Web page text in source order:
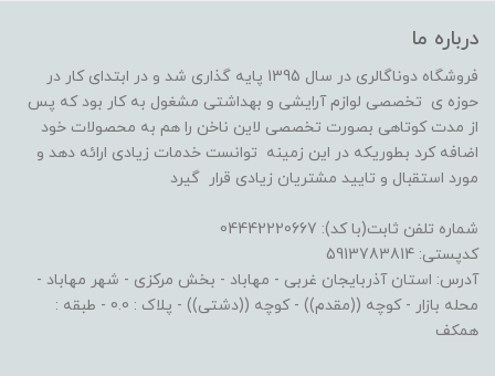
درباره ما
فروشگاه دوناگالری در سال 1395 پایه گذاری شد و در ابتدای کار در
حوزه ی تخصصی لوازم آرایشی و بهداشتی مشغول به کار بود که پس
از مدت کوتاهی بصورت تخصصی لاین ناخن را هم به محصولات خود
اضافه کرد بطوریکه در این زمینه توانست خدمات زیادی ارائه دهد و
مورد استقبال و تایید مشتریان زیادی قرار گیرد
شماره تلفن ثابت(با کد): 04442220667
کدپستی: 5913783814
آدرس: استان آذربایجان غربی - مهاباد - بخش مرکزی - شهر مهاباد -
محله بازار - کوچه ((مقدم)) - کوچه ((دشتی)) - پلاک : 0.0 - طبقه :
همکف